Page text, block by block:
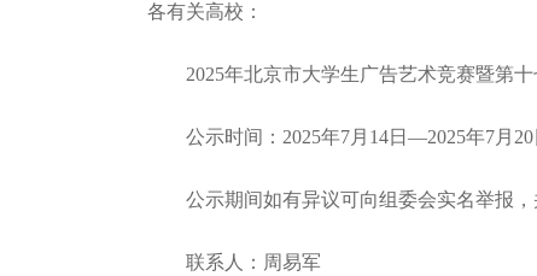
各有关高校：
2025年北京市大学生广告艺术竞赛暨第十
公示时间：2025年7月14日—2025年7月20
公示期间如有异议可向组委会实名举报，
联系人：周易军